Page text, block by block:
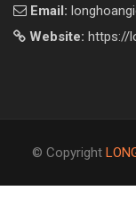
Email:
Website: https://
© Copyright